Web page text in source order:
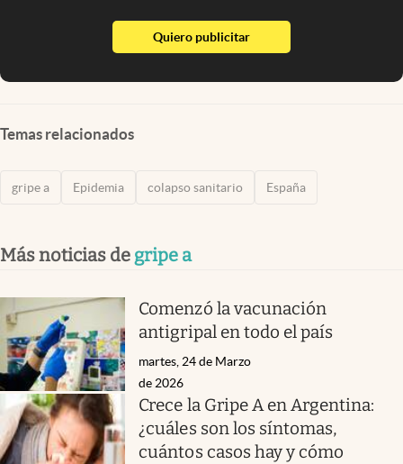
Quiero publicitarabre en nueva pestaña
Temas relacionados
gripe a Epidemia colapso sanitario España
Más noticias de gripe a
Comenzó la vacunación
antigripal en todo el país
martes, 24 de Marzo
de 2026
Crece la Gripe A en Argentina:
¿cuáles son los síntomas,
cuántos casos hay y cómo